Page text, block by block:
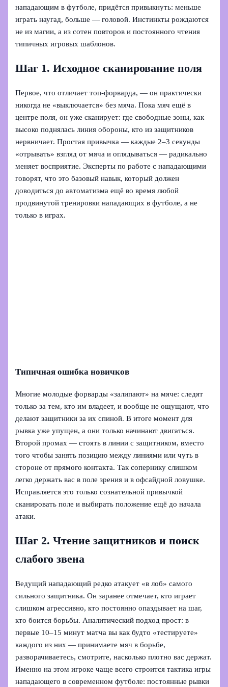
нападающим в футболе, придётся привыкнуть: меньше
играть наугад, больше — головой. Инстинкты рождаются
не из магии, а из сотен повторов и постоянного чтения
типичных игровых шаблонов.
Шаг 1. Исходное сканирование поля
Первое, что отличает топ-форварда, — он практически
никогда не «выключается» без мяча. Пока мяч ещё в
центре поля, он уже сканирует: где свободные зоны, как
высоко поднялась линия обороны, кто из защитников
нервничает. Простая привычка — каждые 2–3 секунды
«отрывать» взгляд от мяча и оглядываться — радикально
меняет восприятие. Эксперты по работе с нападающими
говорят, что это базовый навык, который должен
доводиться до автоматизма ещё во время любой
продвинутой тренировки нападающих в футболе, а не
только в играх.
Типичная ошибка новичков
Многие молодые форварды «залипают» на мяче: следят
только за тем, кто им владеет, и вообще не ощущают, что
делают защитники за их спиной. В итоге момент для
рывка уже упущен, а они только начинают двигаться.
Второй промах — стоять в линии с защитником, вместо
того чтобы занять позицию между линиями или чуть в
стороне от прямого контакта. Так сопернику слишком
легко держать вас в поле зрения и в офсайдной ловушке.
Исправляется это только сознательной привычкой
сканировать поле и выбирать положение ещё до начала
атаки.
Шаг 2. Чтение защитников и поиск
слабого звена
Ведущий нападающий редко атакует «в лоб» самого
сильного защитника. Он заранее отмечает, кто играет
слишком агрессивно, кто постоянно опаздывает на шаг,
кто боится борьбы. Аналитический подход прост: в
первые 10–15 минут матча вы как будто «тестируете»
каждого из них — принимаете мяч в борьбе,
разворачиваетесь, смотрите, насколько плотно вас держат.
Именно на этом игроке чаще всего строится тактика игры
нападающего в современном футболе: постоянные рывки